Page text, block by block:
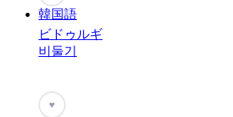
韓国語
ビドゥルギ
비둘기
♥